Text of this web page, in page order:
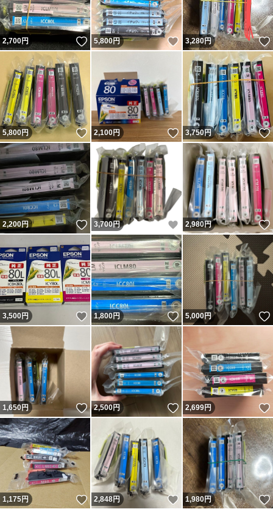
2,700円 いいね！
5,800円 いいね！
3,280円
5,800円 いいね！
2,100円 いいね！
3,750円
2,200円 いいね！
3,700円 いいね！
2,980円
3,500円 いいね！
1,800円 いいね！
5,000円
1,650円 いいね！
2,500円 いいね！
2,699円
1,175円 いいね！
2,848円 いいね！
1,980円